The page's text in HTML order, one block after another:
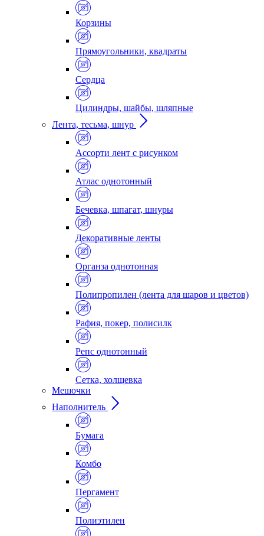
Корзины
Прямоугольники, квадраты
Сердца
Цилиндры, шайбы, шляпные
Лента, тесьма, шнур
Ассорти лент с рисунком
Атлас однотонный
Бечевка, шпагат, шнуры
Декоративные ленты
Органза однотонная
Полипропилен (лента для шаров и цветов)
Рафия, покер, полисилк
Репс однотонный
Сетка, холщевка
Мешочки
Наполнитель
Бумага
Комбо
Пергамент
Полиэтилен